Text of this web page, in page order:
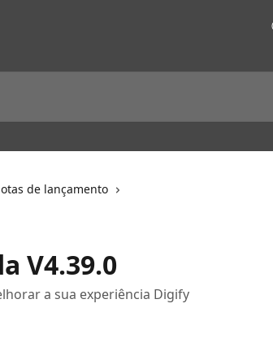
de lançamento
V4.39.0
a sua experiência Digify